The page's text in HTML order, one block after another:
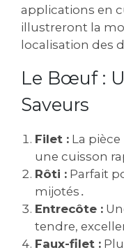
applications en
illustreront la
localisation des
Le Bœuf :
Saveurs
Filet : La
une cuisson
Rôti : Parfait
mijotés․
Entrecôte :
tendre,
Faux-filet :